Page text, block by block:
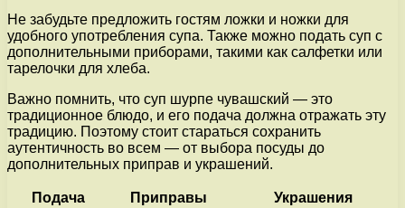
Не забудьте предложить гостям ложки и ножки для
удобного употребления супа. Также можно подать суп с
дополнительными приборами, такими как салфетки или
тарелочки для хлеба.
Важно помнить, что суп шурпе чувашский — это
традиционное блюдо, и его подача должна отражать эту
традицию. Поэтому стоит стараться сохранить
аутентичность во всем — от выбора посуды до
дополнительных приправ и украшений.
Подача Приправы
Украшения